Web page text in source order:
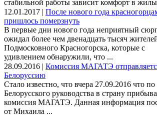
стабильной работы зависит комфорт в
12.01.2017 | После нового года
пришлось померзнуть
В первые дни нового года неприятный
ожидал более чем двенадцать тысяч
Подмосковного Красногорска, которые с
удивлением обнаружили, что ...
28.09.2016 | Комиссия МАГАТЭ
Белоруссию
Стало известно, что вчера 27.09.2016 что по
Белорусского руководства в страну
комиссия МАГАТЭ. Данная информация
от Михаила ...